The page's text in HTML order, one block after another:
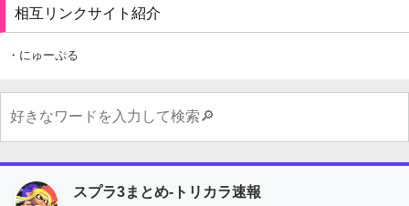
相互リンクサイト紹介
・にゅーぷる
スプラ3まとめ-トリカラ速報